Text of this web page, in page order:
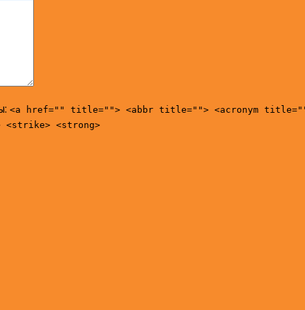
<a href="" title=""> <abbr title=""> <acronym
<strike> <strong>